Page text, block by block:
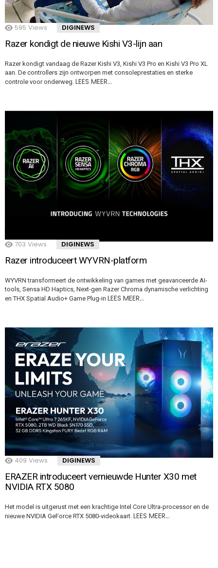
595 Views DIGINEWS
Razer kondigt de nieuwe Kishi V3-lijn aan
Razer kondigt vandaag de Razer Kishi V3, Kishi V3 Pro en Kishi V3 Pro XL
aan. De controllers zijn ontworpen met consoleprestaties en sterke
controle voor onderweg. LEES MEER…
703 Views DIGINEWS
Razer introduceert WYVRN-platform
WYVRN transformeert de ontwikkeling van games met geavanceerde AI-
tools, Sensa HD Haptics, Next-gen Razer Chroma dynamische verlichting
en THX Spatial Audio+ Game Plug-in LEES MEER…
409 Views DIGINEWS
ERAZER introduceert vernieuwde Hunter X30 met
NVIDIA RTX 5080
Het model is uitgerust met een krachtige Intel Core Ultra-processor en de
nieuwe NVIDIA GeForce RTX 5080-videokaart. LEES MEER…